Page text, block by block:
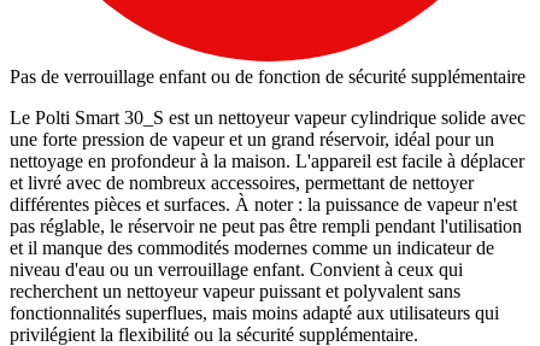
Pas de verrouillage enfant ou de fonction de sécurité supplémentaire
Le Polti Smart 30_S est un nettoyeur vapeur cylindrique solide avec
une forte pression de vapeur et un grand réservoir, idéal pour un
nettoyage en profondeur à la maison. L'appareil est facile à déplacer
et livré avec de nombreux accessoires, permettant de nettoyer
différentes pièces et surfaces. À noter : la puissance de vapeur n'est
pas réglable, le réservoir ne peut pas être rempli pendant l'utilisation
et il manque des commodités modernes comme un indicateur de
niveau d'eau ou un verrouillage enfant. Convient à ceux qui
recherchent un nettoyeur vapeur puissant et polyvalent sans
fonctionnalités superflues, mais moins adapté aux utilisateurs qui
privilégient la flexibilité ou la sécurité supplémentaire.